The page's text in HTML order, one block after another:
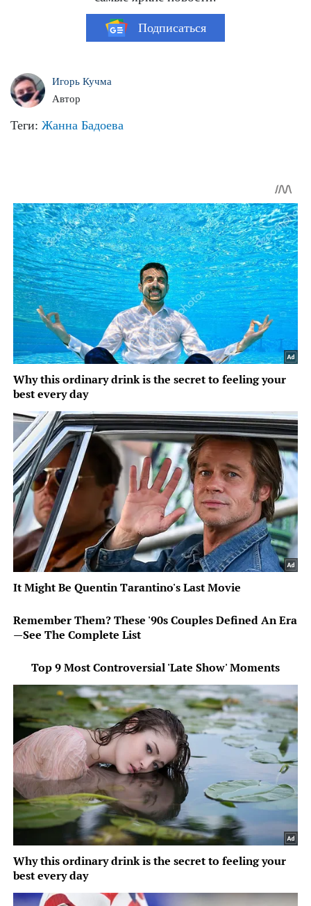
Подписаться
Игорь Кучма
Автор
Теги: Жанна Бадоева